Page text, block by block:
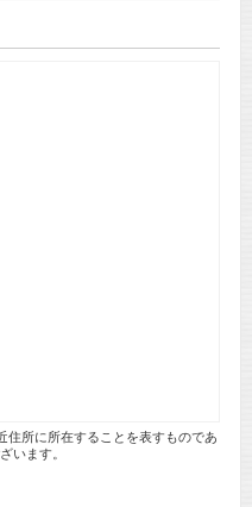
所に所在することを表すものであ
います。